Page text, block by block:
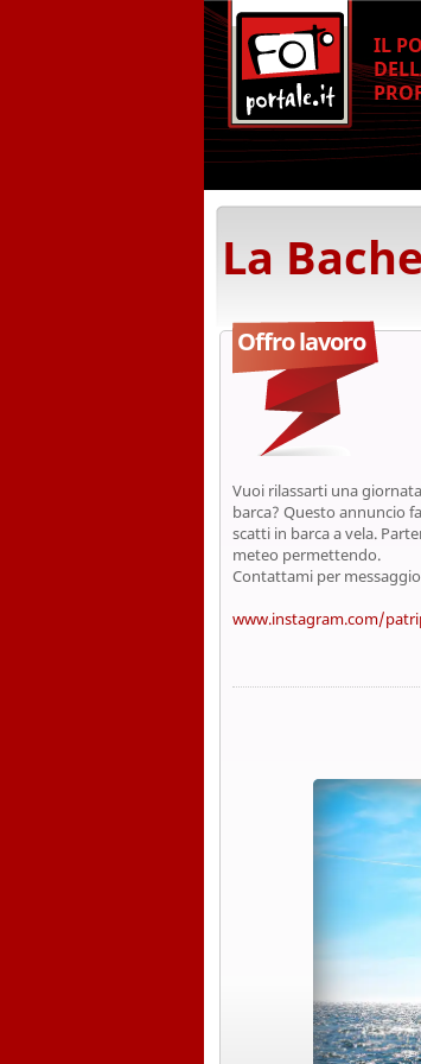
IL
La
Offro lavoro
Vuoi rilassarti una
barca? Questo annuncio
scatti in barca a vela.
meteo permettendo.
Contattami per
www.instagram.com/